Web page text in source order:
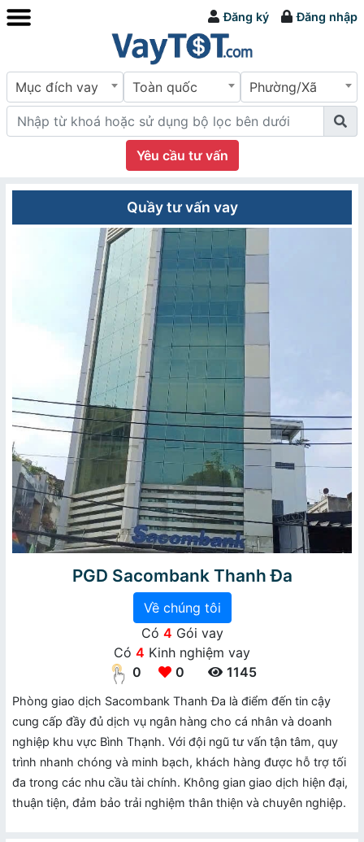
Đăng ký Đăng nhập
Mục đích vay Toàn quốc Phường/Xã
Yêu cầu tư vấn
Quầy tư vấn vay
PGD Sacombank Thanh Đa
Về chúng tôi
Có 4 Gói vay
Có 4 Kinh nghiệm vay
0
0 1145
Phòng giao dịch Sacombank Thanh Đa là điểm đến tin cậy
cung cấp đầy đủ dịch vụ ngân hàng cho cá nhân và doanh
nghiệp khu vực Bình Thạnh. Với đội ngũ tư vấn tận tâm, quy
trình nhanh chóng và minh bạch, khách hàng được hỗ trợ tối
đa trong các nhu cầu tài chính. Không gian giao dịch hiện đại,
thuận tiện, đảm bảo trải nghiệm thân thiện và chuyên nghiệp.